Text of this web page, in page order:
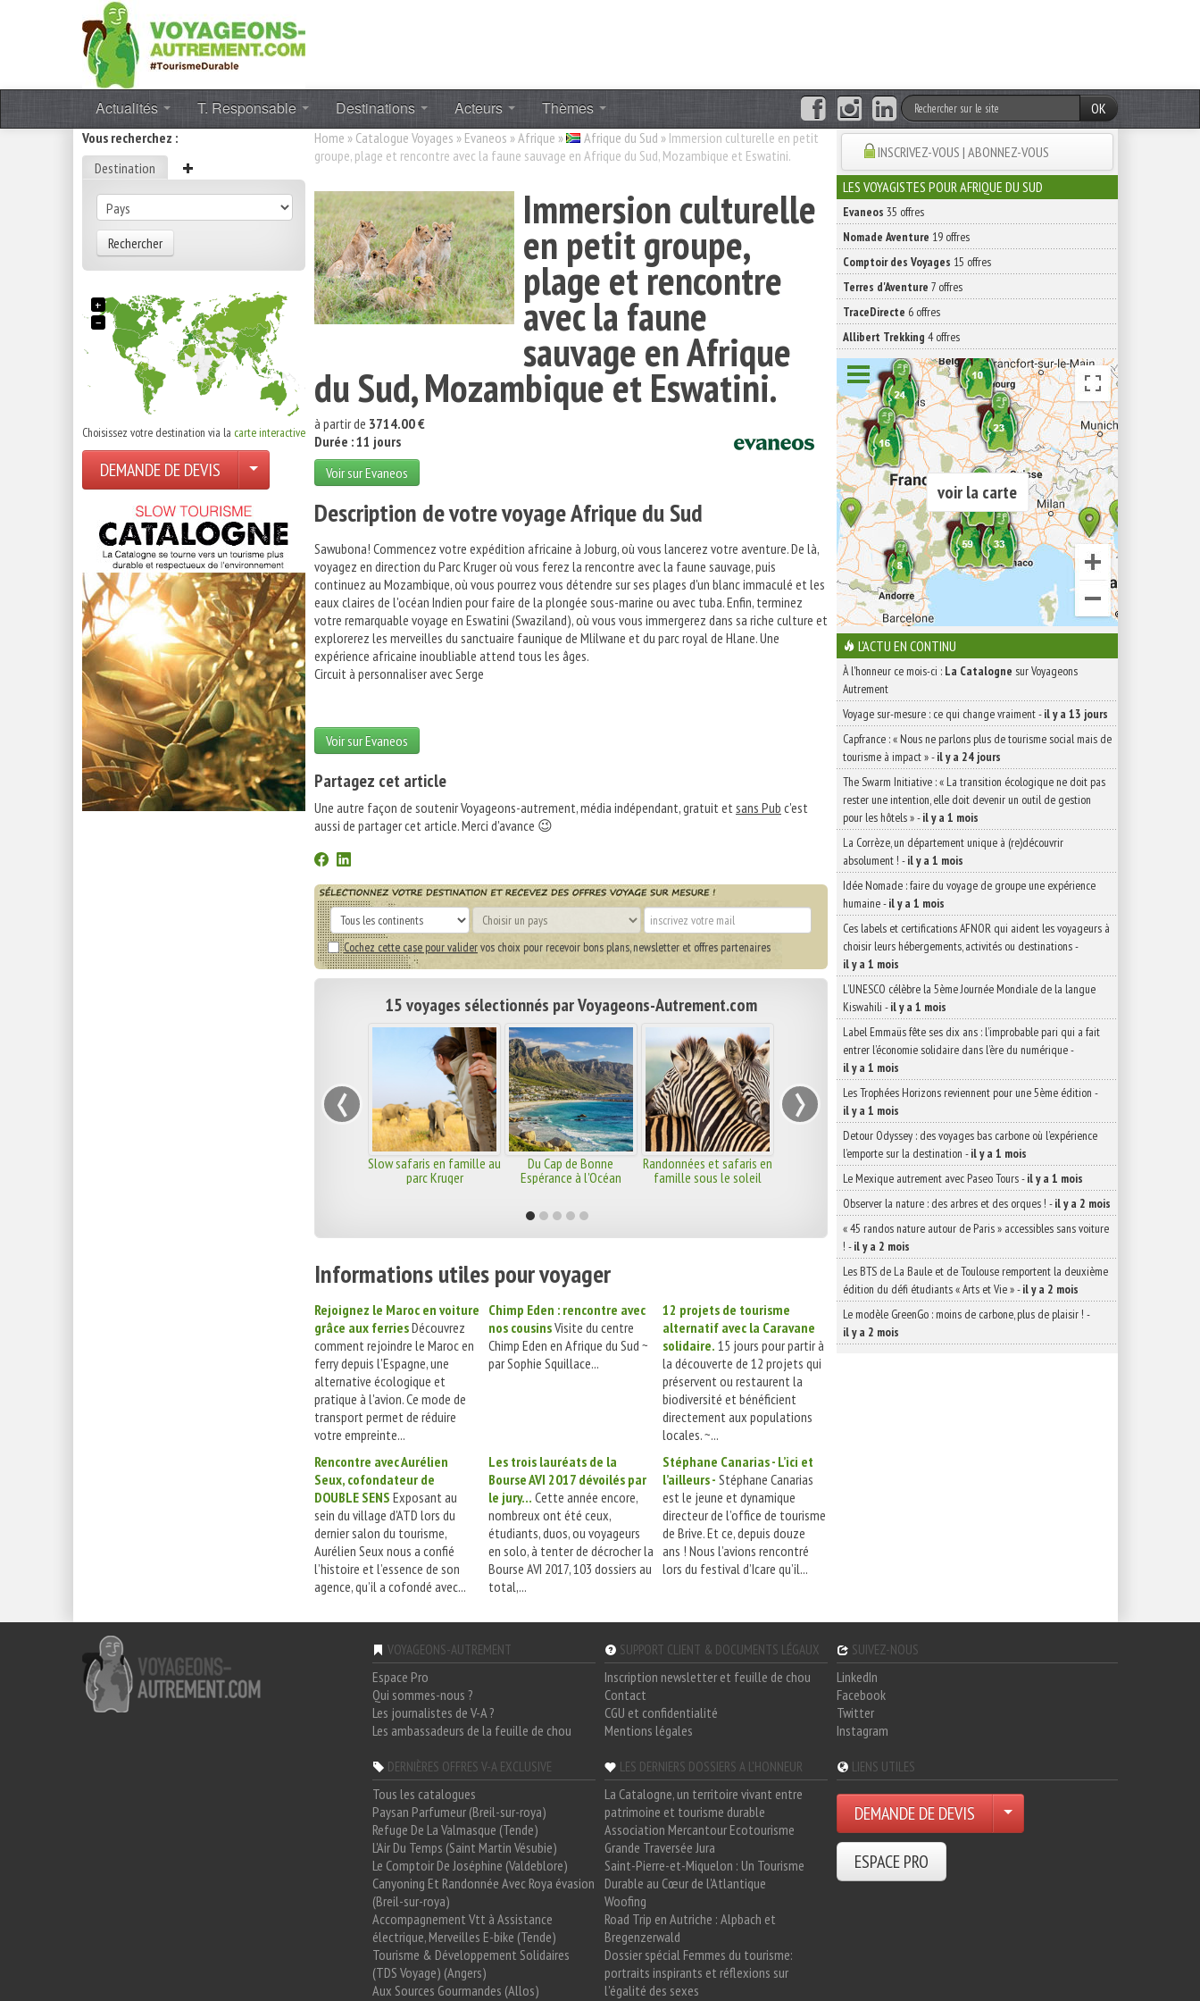
Actualités T. Responsable Destinations Acteurs Thèmes
OK
Vous recherchez :
Destination
Rechercher
+
−
Choisissez votre destination via la carte interactive
DEMANDE DE DEVIS
Home » Catalogue Voyages » Evaneos »Afrique » Afrique du Sud » Immersion culturelle en petit
groupe, plage et rencontre avec la faune sauvage en Afrique du Sud, Mozambique et Eswatini.
Immersion culturelle
en petit groupe,
plage et rencontre
avec la faune
sauvage en Afrique
du Sud, Mozambique et Eswatini.
à partir de 3714.00 €
Durée : 11 jours
Voir sur Evaneos
Description de votre voyage Afrique du Sud
Sawubona! Commencez votre expédition africaine à Joburg, où vous lancerez votre aventure. De là,
voyagez en direction du Parc Kruger où vous ferez la rencontre avec la faune sauvage, puis
continuez au Mozambique, où vous pourrez vous détendre sur ses plages d'un blanc immaculé et les
eaux claires de l'océan Indien pour faire de la plongée sous-marine ou avec tuba. Enfin, terminez
votre remarquable voyage en Eswatini (Swaziland), où vous vous immergerez dans sa riche culture et
explorerez les merveilles du sanctuaire faunique de Mlilwane et du parc royal de Hlane. Une
expérience africaine inoubliable attend tous les âges.
Circuit à personnaliser avec Serge
Voir sur Evaneos
Partagez cet article
Une autre façon de soutenir Voyageons-autrement, média indépendant, gratuit etsans Pub c'est
aussi de partager cet article. Merci d'avance 😉
Cochez cette case pour validervos choix pour recevoir bons plans, newsletter et offres partenaires
15 voyages sélectionnés par Voyageons-Autrement.com
Slow safaris en famille au
parc Kruger
Du Cap de Bonne
Espérance à l'Océan
Randonnées et safaris en
famille sous le soleil
‹ ›
Informations utiles pour voyager
Rejoignez le Maroc en voiture
grâce aux ferriesDécouvrez
comment rejoindre le Maroc en
ferry depuis l'Espagne, une
alternative écologique et
pratique à l'avion. Ce mode de
transport permet de réduire
votre empreinte...
Chimp Eden : rencontre avec
nos cousinsVisite du centre
Chimp Eden en Afrique du Sud ~
par Sophie Squillace...
12 projets de tourisme
alternatif avec la Caravane
solidaire. 15 jours pour partir à
la découverte de 12 projets qui
préservent ou restaurent la
biodiversité et bénéficient
directement aux populations
locales. ~...
Rencontre avec Aurélien
Seux, cofondateur de
DOUBLE SENS Exposant au
sein du village d’ATD lors du
dernier salon du tourisme,
Aurélien Seux nous a confié
l’histoire et l’essence de son
agence, qu’il a cofondé avec...
Les trois lauréats de la
Bourse AVI 2017 dévoilés par
le jury… Cette année encore,
nombreux ont été ceux,
étudiants, duos, ou voyageurs
en solo, à tenter de décrocher la
Bourse AVI 2017, 103 dossiers au
total,...
Stéphane Canarias - L’ici et
l’ailleurs - Stéphane Canarias
est le jeune et dynamique
directeur de l’office de tourisme
de Brive. Et ce, depuis douze
ans ! Nous l’avions rencontré
lors du festival d’Icare qu’il...
INSCRIVEZ-VOUS | ABONNEZ-VOUS
LES VOYAGISTES POUR AFRIQUE DU SUD
Evaneos 35 offres
Nomade Aventure 19 offres
Comptoir des Voyages 15 offres
Terres d'Aventure 7 offres
TraceDirecte 6 offres
Allibert Trekking 4 offres
voir la carte
L'ACTU EN CONTINU
À l'honneur ce mois-ci : La Catalogne sur Voyageons
Autrement
Voyage sur-mesure : ce qui change vraiment-il y a 13 jours
Capfrance : « Nous ne parlons plus de tourisme social mais de
tourisme à impact »-il y a 24 jours
The Swarm Initiative : « La transition écologique ne doit pas
rester une intention, elle doit devenir un outil de gestion
pour les hôtels »-il y a 1 mois
La Corrèze, un département unique à (re)découvrir
absolument ! -il y a 1 mois
Idée Nomade : faire du voyage de groupe une expérience
humaine-il y a 1 mois
Ces labels et certifications AFNOR qui aident les voyageurs à
choisir leurs hébergements, activités ou destinations-
il y a 1 mois
L’UNESCO célèbre la 5ème Journée Mondiale de la langue
Kiswahili -il y a 1 mois
Label Emmaüs fête ses dix ans : l’improbable pari qui a fait
entrer l’économie solidaire dans l’ère du numérique-
il y a 1 mois
Les Trophées Horizons reviennent pour une 5ème édition -
il y a 1 mois
Detour Odyssey : des voyages bas carbone où l’expérience
l’emporte sur la destination -il y a 1 mois
Le Mexique autrement avec Paseo Tours-il y a 1 mois
Observer la nature : des arbres et des orques ! -il y a 2 mois
« 45 randos nature autour de Paris » accessibles sans voiture
! -il y a 2 mois
Les BTS de La Baule et de Toulouse remportent la deuxième
édition du défi étudiants « Arts et Vie »-il y a 2 mois
Le modèle GreenGo : moins de carbone, plus de plaisir ! -
il y a 2 mois
VOYAGEONS-AUTREMENT
Espace Pro
Qui sommes-nous ?
Les journalistes de V-A ?
Les ambassadeurs de la feuille de chou
SUPPORT CLIENT & DOCUMENTS LÉGAUX
Inscription newsletter et feuille de chou
Contact
CGU et confidentialité
Mentions légales
SUIVEZ-NOUS
LinkedIn
Facebook
Twitter
Instagram
DERNIÈRES OFFRES V-A EXCLUSIVE
Tous les catalogues
Paysan Parfumeur (Breil-sur-roya)
Refuge De La Valmasque (Tende)
L'Air Du Temps (Saint Martin Vésubie)
Le Comptoir De Joséphine (Valdeblore)
Canyoning Et Randonnée Avec Roya évasion
(Breil-sur-roya)
Accompagnement Vtt à Assistance
électrique, Merveilles E-bike (Tende)
Tourisme & Développement Solidaires
(TDS Voyage) (Angers)
Aux Sources Gourmandes (Allos)
LES DERNIERS DOSSIERS A L'HONNEUR
La Catalogne, un territoire vivant entre
patrimoine et tourisme durable
Association Mercantour Ecotourisme
Grande Traversée Jura
Saint-Pierre-et-Miquelon : Un Tourisme
Durable au Cœur de l'Atlantique
Woofing
Road Trip en Autriche : Alpbach et
Bregenzerwald
Dossier spécial Femmes du tourisme:
portraits inspirants et réflexions sur
l'égalité des sexes
LIENS UTILES
DEMANDE DE DEVIS
ESPACE PRO